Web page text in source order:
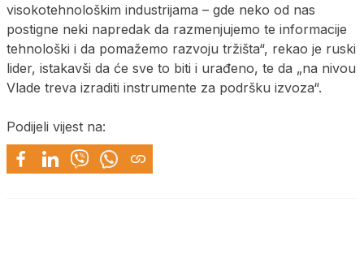
visokotehnološkim industrijama – gde neko od nas
postigne neki napredak da razmenjujemo te informacije
tehnološki i da pomažemo razvoju tržišta“, rekao je ruski
lider, istakavši da će sve to biti i urađeno, te da „na nivou
Vlade treva izraditi instrumente za podršku izvoza“.
Podijeli vijest na: